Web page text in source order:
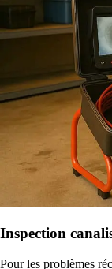
Inspection
Pour les problèmes